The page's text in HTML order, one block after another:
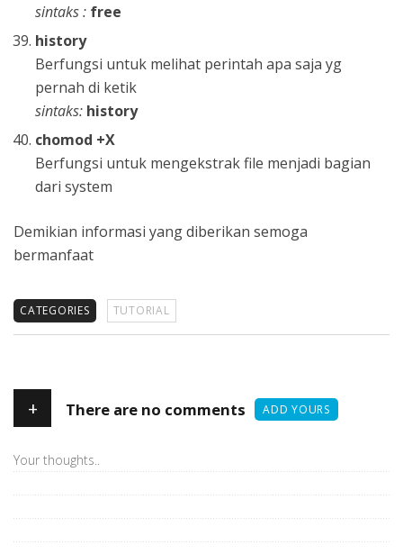
sintaks : free
history
Berfungsi untuk melihat perintah apa saja yg
pernah di ketik
sintaks: history
chomod +X
Berfungsi untuk mengekstrak file menjadi bagian
dari system
Demikian informasi yang diberikan semoga
bermanfaat
CATEGORIES TUTORIAL
+ There are no comments ADD YOURS